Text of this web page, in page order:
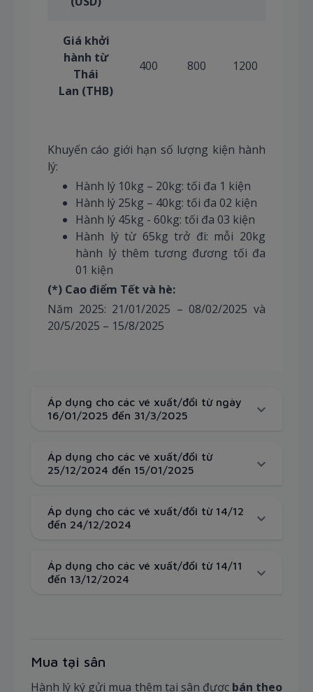
Giá khởi
hành từ
Thái
Lan (THB)
400 800 1200
Khuyến cáo giới hạn số lượng kiện hành
lý:
Hành lý 10kg – 20kg: tối đa 1 kiện
Hành lý 25kg – 40kg: tối đa 02 kiện
Hành lý 45kg - 60kg: tối đa 03 kiện
Hành lý từ 65kg trở đi: mỗi 20kg
hành lý thêm tương đương tối đa
01 kiện
(*) Cao điểm Tết và hè:
Năm 2025: 21/01/2025 – 08/02/2025 và
20/5/2025 – 15/8/2025
Áp dụng cho các vé xuất/đổi từ ngày
16/01/2025 đến 31/3/2025
Áp dụng cho các vé xuất/đổi từ
25/12/2024 đến 15/01/2025
Áp dụng cho các vé xuất/đổi từ 14/12
đến 24/12/2024
Áp dụng cho các vé xuất/đổi từ 14/11
đến 13/12/2024
Mua tại sân
Hành lý ký gửi mua thêm tại sân được bán theo